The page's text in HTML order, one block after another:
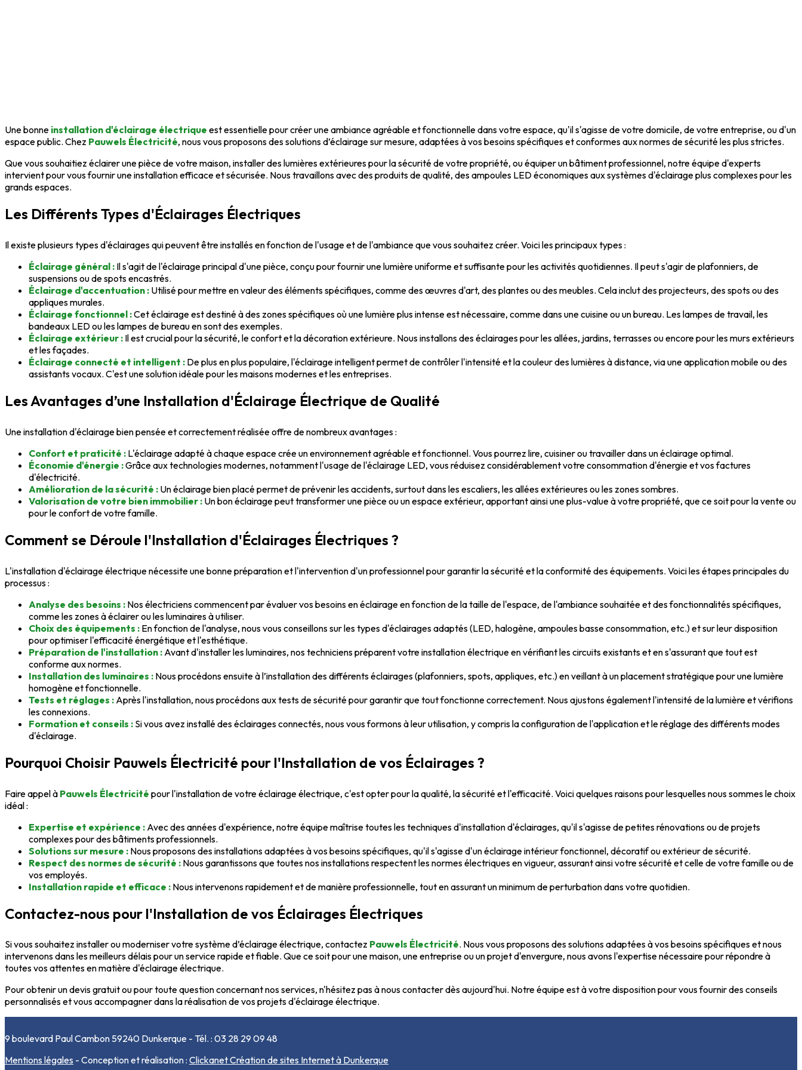
Une bonne installation d'éclairage électrique est essentielle pour créer une ambiance agréable et fonctionnelle dans votre espace, qu'il s'agisse de votre domicile, de votre entreprise, ou d'un
espace public. Chez Pauwels Électricité, nous vous proposons des solutions d’éclairage sur mesure, adaptées à vos besoins spécifiques et conformes aux normes de sécurité les plus strictes.
Que vous souhaitiez éclairer une pièce de votre maison, installer des lumières extérieures pour la sécurité de votre propriété, ou équiper un bâtiment professionnel, notre équipe d'experts
intervient pour vous fournir une installation efficace et sécurisée. Nous travaillons avec des produits de qualité, des ampoules LED économiques aux systèmes d'éclairage plus complexes pour les
grands espaces.
Les Différents Types d'Éclairages Électriques
Il existe plusieurs types d'éclairages qui peuvent être installés en fonction de l'usage et de l'ambiance que vous souhaitez créer. Voici les principaux types :
Éclairage général : Il s'agit de l'éclairage principal d'une pièce, conçu pour fournir une lumière uniforme et suffisante pour les activités quotidiennes. Il peut s'agir de plafonniers, de
suspensions ou de spots encastrés.
Éclairage d'accentuation : Utilisé pour mettre en valeur des éléments spécifiques, comme des œuvres d'art, des plantes ou des meubles. Cela inclut des projecteurs, des spots ou des
appliques murales.
Éclairage fonctionnel :Cet éclairage est destiné à des zones spécifiques où une lumière plus intense est nécessaire, comme dans une cuisine ou un bureau. Les lampes de travail, les
bandeaux LED ou les lampes de bureau en sont des exemples.
Éclairage extérieur : Il est crucial pour la sécurité, le confort et la décoration extérieure. Nous installons des éclairages pour les allées, jardins, terrasses ou encore pour les murs extérieurs
et les façades.
Éclairage connecté et intelligent : De plus en plus populaire, l'éclairage intelligent permet de contrôler l'intensité et la couleur des lumières à distance, via une application mobile ou des
assistants vocaux. C'est une solution idéale pour les maisons modernes et les entreprises.
Les Avantages d’une Installation d'Éclairage Électrique de Qualité
Une installation d'éclairage bien pensée et correctement réalisée offre de nombreux avantages :
Confort et praticité : L'éclairage adapté à chaque espace crée un environnement agréable et fonctionnel. Vous pourrez lire, cuisiner ou travailler dans un éclairage optimal.
Économie d'énergie :Grâce aux technologies modernes, notamment l'usage de l'éclairage LED, vous réduisez considérablement votre consommation d'énergie et vos factures
d'électricité.
Amélioration de la sécurité : Un éclairage bien placé permet de prévenir les accidents, surtout dans les escaliers, les allées extérieures ou les zones sombres.
Valorisation de votre bien immobilier : Un bon éclairage peut transformer une pièce ou un espace extérieur, apportant ainsi une plus-value à votre propriété, que ce soit pour la vente ou
pour le confort de votre famille.
Comment se Déroule l'Installation d'Éclairages Électriques ?
L'installation d'éclairage électrique nécessite une bonne préparation et l'intervention d'un professionnel pour garantir la sécurité et la conformité des équipements. Voici les étapes principales du
processus :
Analyse des besoins : Nos électriciens commencent par évaluer vos besoins en éclairage en fonction de la taille de l'espace, de l'ambiance souhaitée et des fonctionnalités spécifiques,
comme les zones à éclairer ou les luminaires à utiliser.
Choix des équipements : En fonction de l'analyse, nous vous conseillons sur les types d'éclairages adaptés (LED, halogène, ampoules basse consommation, etc.) et sur leur disposition
pour optimiser l'efficacité énergétique et l'esthétique.
Préparation de l'installation : Avant d'installer les luminaires, nos techniciens préparent votre installation électrique en vérifiant les circuits existants et en s'assurant que tout est
conforme aux normes.
Installation des luminaires : Nous procédons ensuite à l’installation des différents éclairages (plafonniers, spots, appliques, etc.) en veillant à un placement stratégique pour une lumière
homogène et fonctionnelle.
Tests et réglages : Après l'installation, nous procédons aux tests de sécurité pour garantir que tout fonctionne correctement. Nous ajustons également l'intensité de la lumière et vérifions
les connexions.
Formation et conseils : Si vous avez installé des éclairages connectés, nous vous formons à leur utilisation, y compris la configuration de l'application et le réglage des différents modes
d'éclairage.
Pourquoi Choisir Pauwels Électricité pour l'Installation de vos Éclairages ?
Faire appel à Pauwels Électricité pour l'installation de votre éclairage électrique, c'est opter pour la qualité, la sécurité et l'efficacité. Voici quelques raisons pour lesquelles nous sommes le choix
idéal :
Expertise et expérience : Avec des années d'expérience, notre équipe maîtrise toutes les techniques d'installation d'éclairages, qu'il s'agisse de petites rénovations ou de projets
complexes pour des bâtiments professionnels.
Solutions sur mesure : Nous proposons des installations adaptées à vos besoins spécifiques, qu'il s'agisse d'un éclairage intérieur fonctionnel, décoratif ou extérieur de sécurité.
Respect des normes de sécurité : Nous garantissons que toutes nos installations respectent les normes électriques en vigueur, assurant ainsi votre sécurité et celle de votre famille ou de
vos employés.
Installation rapide et efficace : Nous intervenons rapidement et de manière professionnelle, tout en assurant un minimum de perturbation dans votre quotidien.
Contactez-nous pour l'Installation de vos Éclairages Électriques
Si vous souhaitez installer ou moderniser votre système d’éclairage électrique, contactez Pauwels Électricité. Nous vous proposons des solutions adaptées à vos besoins spécifiques et nous
intervenons dans les meilleurs délais pour un service rapide et fiable. Que ce soit pour une maison, une entreprise ou un projet d'envergure, nous avons l'expertise nécessaire pour répondre à
toutes vos attentes en matière d'éclairage électrique.
Pour obtenir un devis gratuit ou pour toute question concernant nos services, n'hésitez pas à nous contacter dès aujourd'hui. Notre équipe est à votre disposition pour vous fournir des conseils
personnalisés et vous accompagner dans la réalisation de vos projets d'éclairage électrique.
9 boulevard Paul Cambon 59240 Dunkerque - Tél. : 03 28 29 09 48
Mentions légales - Conception et réalisation : Clickanet Création de sites Internet à Dunkerque